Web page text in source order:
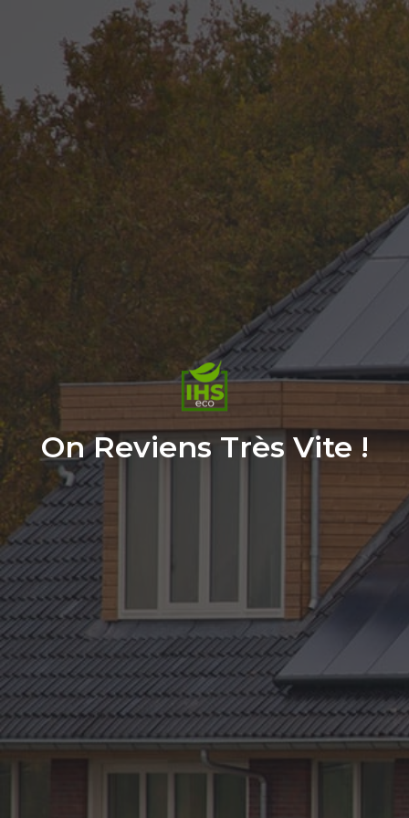
On Reviens Très Vite !